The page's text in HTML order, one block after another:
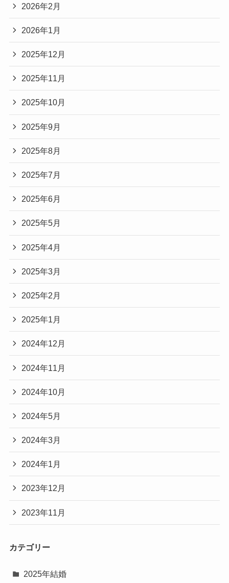
2026年2月
2026年1月
2025年12月
2025年11月
2025年10月
2025年9月
2025年8月
2025年7月
2025年6月
2025年5月
2025年4月
2025年3月
2025年2月
2025年1月
2024年12月
2024年11月
2024年10月
2024年5月
2024年3月
2024年1月
2023年12月
2023年11月
カテゴリー
2025年結婚